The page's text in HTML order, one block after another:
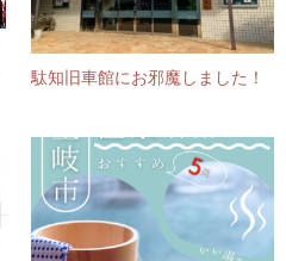
駄知旧車館にお邪魔しました！